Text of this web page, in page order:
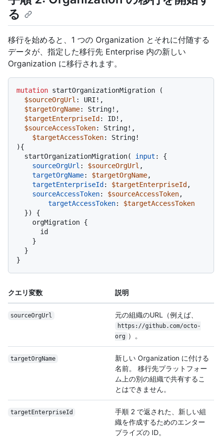
る
移行を始めると、1 つの Organization とそれに付随する
データが、指定した移行先 Enterprise 内の新しい
Organization に移行されます。
mutation startOrganizationMigration
(
$sourceOrgUrl : URI ! ,
$targetOrgName: String! ,
$targetEnterpriseId : ID! ,
$sourceAccessToken: String! ,
$targetAccessToken: String!
){
  startOrganizationMigration
( input :
{
sourceOrgUrl : $sourceOrgUrl ,
targetOrgName: $targetOrgName,
targetEnterpriseId : $targetEnterpriseId ,
sourceAccessToken: $sourceAccessToken,
targetAccessToken:
$targetAccessToken
})
{
    orgMigration
{
}
}
}
クエリ変数 説明
sourceOrgUrl 元の組織のURL（例えば、
https://github.com/octo-
org ）。
targetOrgName
新しい Organization に付ける
名前。 移行先プラットフォー
ム上の別の組織で共有するこ
とはできません。
target EnterpriseId
手順 2 で返された、新しい組
織を作成するためのエンター
プライズの ID。